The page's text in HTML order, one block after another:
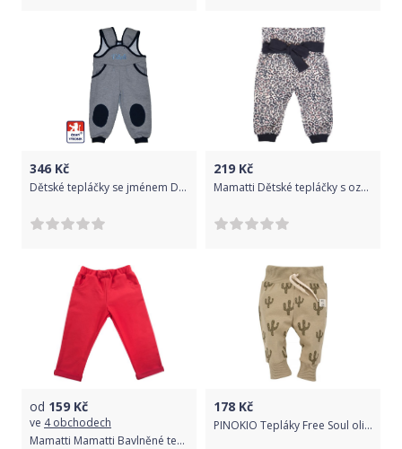
346 Kč
Dětské tepláčky se jménem Dětský svět šedomodré se záplatami velikost 74
219 Kč
Mamatti Dětské tepláčky s ozdobným páskem, Gepardík, se vzorem, vel. 86 - 56 (1-2m)
od 159 Kč
ve 4 obchodech
Mamatti Mamatti Bavlněné tepláčky s mašličkou a kapsami Baletka, červené 74 (6-9m)
178 Kč
PINOKIO Tepláky Free Soul olive vel. 92